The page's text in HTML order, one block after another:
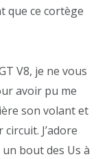
que ce cortège
V8, je ne vous
avoir pu me
son volant et
J’adore
bout des Us à